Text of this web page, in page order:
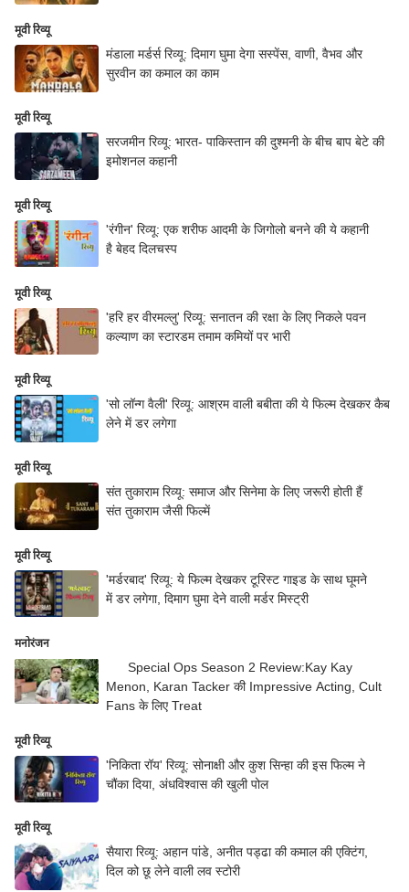
मूवी रिव्यू
मंडाला मर्डर्स रिव्यू: दिमाग घुमा देगा सस्पेंस, वाणी, वैभव और
सुरवीन का कमाल का काम
मूवी रिव्यू
सरजमीन रिव्यू: भारत- पाकिस्तान की दुश्मनी के बीच बाप बेटे की
इमोशनल कहानी
मूवी रिव्यू
'रंगीन' रिव्यू: एक शरीफ आदमी के जिगोलो बनने की ये कहानी
है बेहद दिलचस्प
मूवी रिव्यू
'हरि हर वीरमल्लु' रिव्यू: सनातन की रक्षा के लिए निकले पवन
कल्याण का स्टारडम तमाम कमियों पर भारी
मूवी रिव्यू
'सो लॉन्ग वैली' रिव्यू: आश्रम वाली बबीता की ये फिल्म देखकर कैब
लेने में डर लगेगा
मूवी रिव्यू
संत तुकाराम रिव्यू: समाज और सिनेमा के लिए जरूरी होती हैं
संत तुकाराम जैसी फिल्में
मूवी रिव्यू
'मर्डरबाद' रिव्यू: ये फिल्म देखकर टूरिस्ट गाइड के साथ घूमने
में डर लगेगा, दिमाग घुमा देने वाली मर्डर मिस्ट्री
मनोरंजन
Special Ops Season 2 Review:Kay Kay
Menon, Karan Tacker की Impressive Acting, Cult
Fans के लिए Treat
मूवी रिव्यू
'निकिता रॉय' रिव्यू: सोनाक्षी और कुश सिन्हा की इस फिल्म ने
चौंका दिया, अंधविश्वास की खुली पोल
मूवी रिव्यू
सैयारा रिव्यू: अहान पांडे, अनीत पड्ढा की कमाल की एक्टिंग,
दिल को छू लेने वाली लव स्टोरी